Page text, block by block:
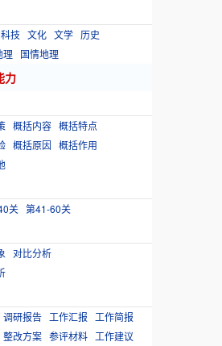
科技 文化 文学 历史
理 国情地理
力
概括内容 概括特点
概括原因 概括作用
关 第41-60关
对比分析
调研报告 工作汇报
工作简报
整改方案 参评材料 工作建议